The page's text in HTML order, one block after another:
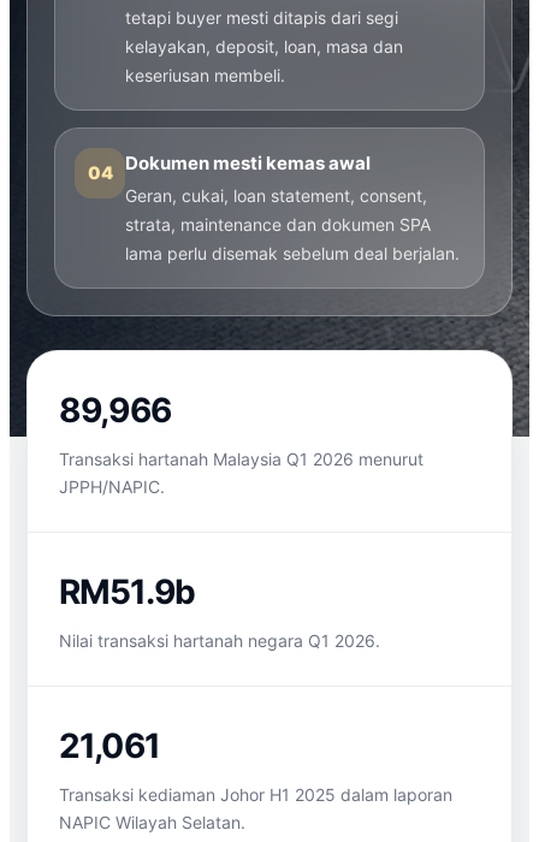
tetapi buyer mesti ditapis dari segi
kelayakan, deposit, loan, masa dan
keseriusan membeli.
04 Dokumen mesti kemas awal
Geran, cukai, loan statement, consent,
strata, maintenance dan dokumen SPA
lama perlu disemak sebelum deal berjalan.
89,966
Transaksi hartanah Malaysia Q1 2026 menurut
JPPH/NAPIC.
RM51.9b
Nilai transaksi hartanah negara Q1 2026.
21,061
Transaksi kediaman Johor H1 2025 dalam laporan
NAPIC Wilayah Selatan.